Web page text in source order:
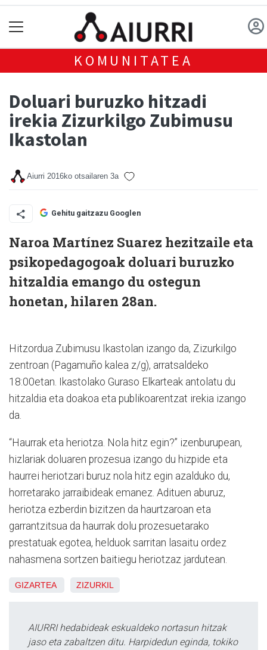
KOMUNITATEA
Doluari buruzko hitzadi
irekia Zizurkilgo Zubimusu
Ikastolan
Aiurri 2016ko otsailaren 3a
Gehitu gaitzazu Googlen
Naroa Martínez Suarez hezitzaile eta
psikopedagogoak doluari buruzko
hitzaldia emango du ostegun
honetan, hilaren 28an.
Hitzordua Zubimusu Ikastolan izango da, Zizurkilgo
zentroan (Pagamuño kalea z/g), arratsaldeko
18:00etan. Ikastolako Guraso Elkarteak antolatu du
hitzaldia eta doakoa eta publikoarentzat irekia izango
da.
“Haurrak eta heriotza. Nola hitz egin?” izenburupean,
hizlariak doluaren prozesua izango du hizpide eta
haurrei heriotzari buruz nola hitz egin azalduko du,
horretarako jarraibideak emanez. Adituen aburuz,
heriotza ezberdin bizitzen da haurtzaroan eta
garrantzitsua da haurrak dolu prozesuetarako
prestatuak egotea, helduok sarritan lasaitu ordez
nahasmena sortzen baitiegu heriotzaz jardutean.
GIZARTEA ZIZURKIL
AIURRI hedabideak eskualdeko nortasun hitzak
jaso eta zabaltzen ditu. Harpidedun eginda, tokiko